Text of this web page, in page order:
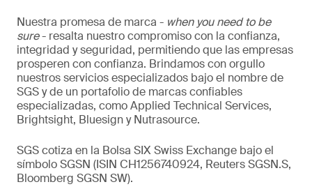
Nuestra promesa de marca - when you need to be
sure- resalta nuestro compromiso con la confianza,
integridad y seguridad, permitiendo que las empresas
prosperen con confianza. Brindamos con orgullo
nuestros servicios especializados bajo el nombre de
SGS y de un portafolio de marcas confiables
especializadas, como Applied Technical Services,
Brightsight, Bluesign y Nutrasource.
SGS cotiza en la Bolsa SIX Swiss Exchange bajo el
símbolo SGSN (ISIN CH1256740924, Reuters SGSN.S,
Bloomberg SGSN SW).